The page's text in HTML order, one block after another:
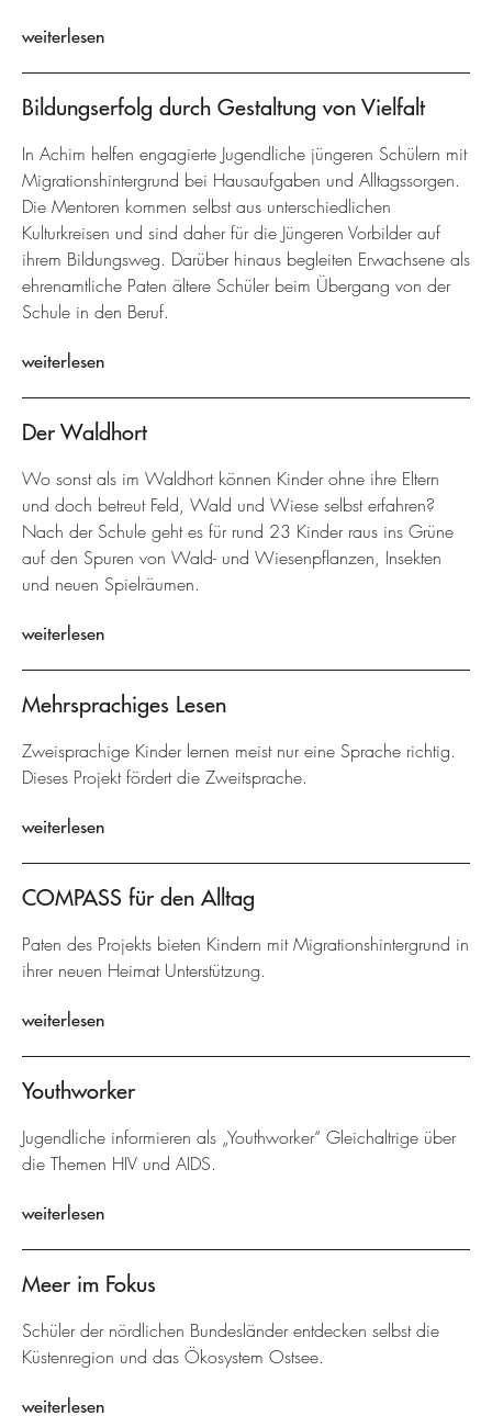
weiterlesen
Bildungserfolg durch Gestaltung von Vielfalt
In Achim helfen engagierte Jugendliche jüngeren Schülern mit
Migrationshintergrund bei Hausaufgaben und Alltagssorgen.
Die Mentoren kommen selbst aus unterschiedlichen
Kulturkreisen und sind daher für die Jüngeren Vorbilder auf
ihrem Bildungsweg. Darüber hinaus begleiten Erwachsene als
ehrenamtliche Paten ältere Schüler beim Übergang von der
Schule in den Beruf.
weiterlesen
Der Waldhort
Wo sonst als im Waldhort können Kinder ohne ihre Eltern
und doch betreut Feld, Wald und Wiese selbst erfahren?
Nach der Schule geht es für rund 23 Kinder raus ins Grüne
auf den Spuren von Wald- und Wiesenpflanzen, Insekten
und neuen Spielräumen.
weiterlesen
Mehrsprachiges Lesen
Zweisprachige Kinder lernen meist nur eine Sprache richtig.
Dieses Projekt fördert die Zweitsprache.
weiterlesen
COMPASS für den Alltag
Paten des Projekts bieten Kindern mit Migrationshintergrund in
ihrer neuen Heimat Unterstützung.
weiterlesen
Youthworker
Jugendliche informieren als „Youthworker“ Gleichaltrige über
die Themen HIV und AIDS.
weiterlesen
Meer im Fokus
Schüler der nördlichen Bundesländer entdecken selbst die
Küstenregion und das Ökosystem Ostsee.
weiterlesen